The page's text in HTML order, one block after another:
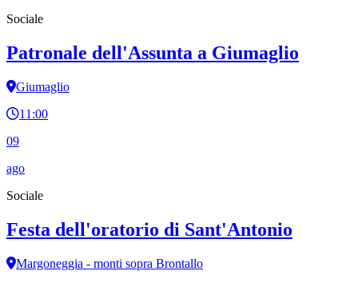
Sociale
Patronale dell'Assunta a Giumaglio
Giumaglio
11:00
09
ago
Sociale
Festa dell'oratorio di Sant'Antonio
Margoneggia - monti sopra Brontallo